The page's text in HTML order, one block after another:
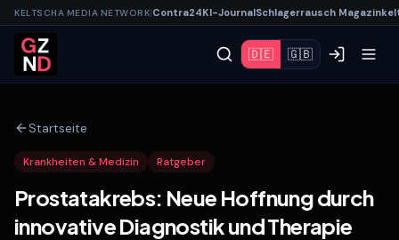
KELTSCHA MEDIA NETWORK|Contra24KI-JournalSchlagerrausch Magazin
🇩🇪 🇬🇧
Startseite
Krankheiten & Medizin Ratgeber
Prostatakrebs: Neue Hoffnung durch
innovative Diagnostik und Therapie